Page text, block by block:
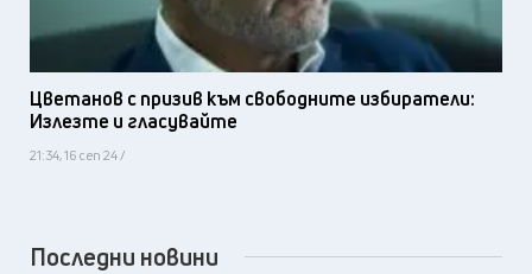
Цветанов с призив към свободните избиратели:
Излезте и гласувайте
21:34, 16 сеп 24 /
Последни новини